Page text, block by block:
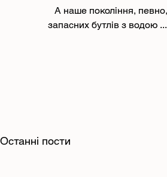
запасних бутлів з водою ...
Останні пости